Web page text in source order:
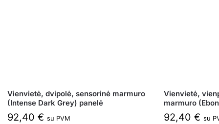
Vienvietė, dvipolė, sensorinė marmuro
(Intense Dark Grey) panelė
92,40 € su PVM
Vienvietė,
marmuro
92,40 € su